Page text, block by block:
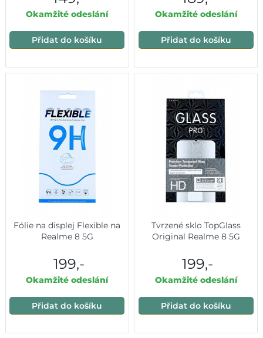
Okamžité odeslání
Přidat do košíku
Okamžité odeslání
Přidat do košíku
Fólie na displej Flexible na
Realme 8 5G
199,-
Okamžité odeslání
Přidat do košíku
Tvrzené sklo TopGlass
Original Realme 8 5G
199,-
Okamžité odeslání
Přidat do košíku